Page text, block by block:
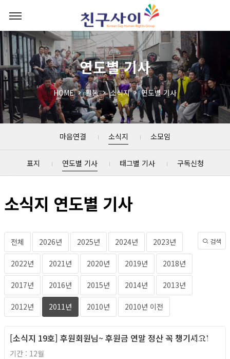
연도별 기사
HOME 활동 소식지 연도별 기사
마음연결 소식지 소모임
표지 연도별 기사 태그별 기사 구독신청
소식지 연도별 기사
전체 2026년 2025년 2024년 2023년
2022년 2021년 2020년 2019년 2018년
2017년 2016년 2015년 2014년 2013년
2012년 2011년 2010년 2010년 이전
검색
2011년
[소식지 19호] 후원회원님~ 후원금 연말 정산 꼭 챙기세요!
기간 : 12월